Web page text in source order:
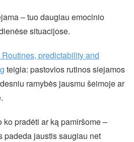
– tuo daugiau emocinio
situacijose.
predictability and
teigia: pastovios rutinos siejamos
ramybės jausmu šeimoje ar
pradėti ar ką pamiršome –
padeda jaustis saugiau net